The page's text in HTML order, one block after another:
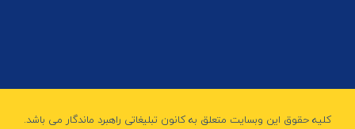
کلیه حقوق این وبسایت متعلق به کانون تبلیغاتی راهبرد ماندگار می باشد.